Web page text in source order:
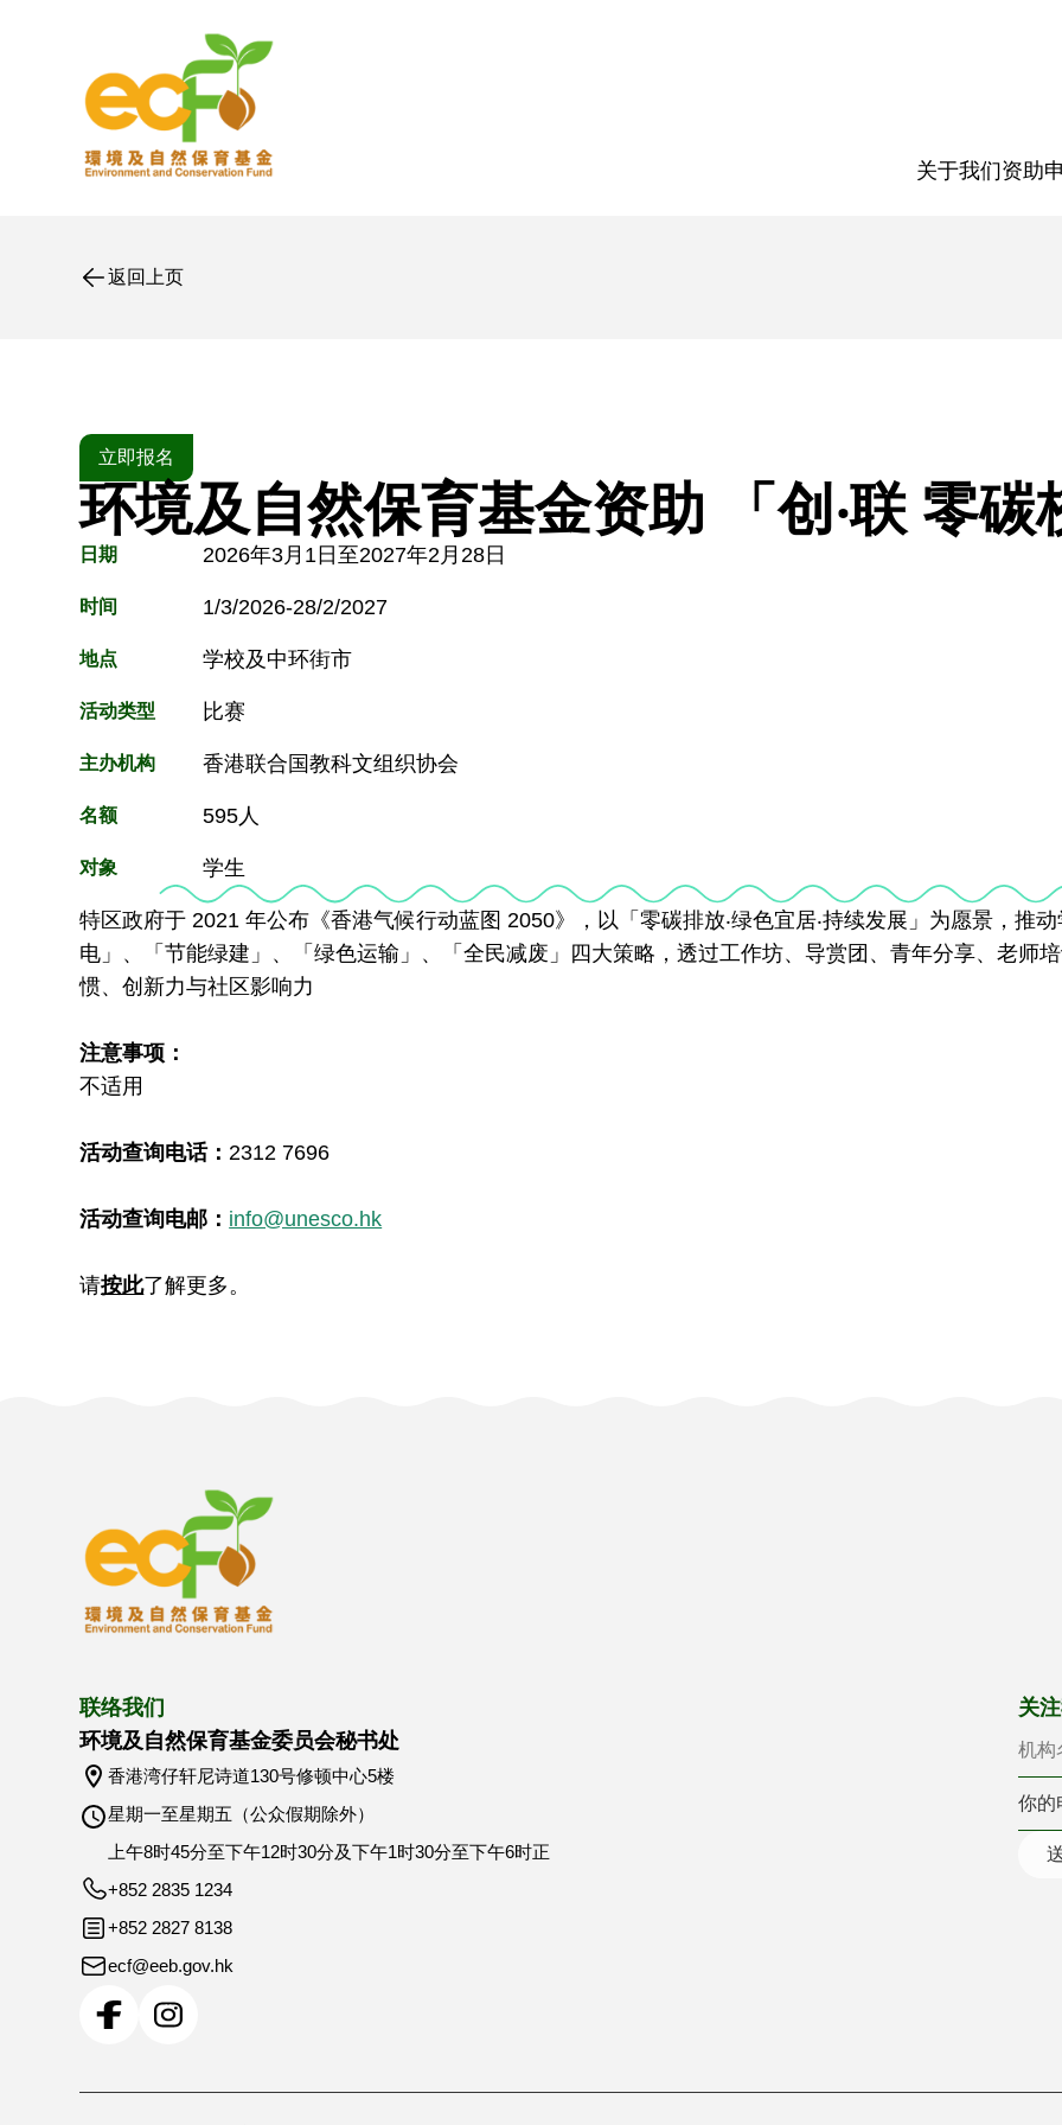
关于我们资助
返回上页
立即报名
环境及自然保育基金资助 「创‧联 零碳
日期 2026年3月1日至2027年2月28日
时间 1/3/2026-28/2/2027
地点 学校及中环街市
活动类型 比赛
主办机构 香港联合国教科文组织协会
名额 595人
对象 学生
特区政府于 2021 年公布《香港气候行动蓝图 2050》，以「零碳排放‧绿色宜居‧持续发展」为愿景，推
电」、「节能绿建」、「绿色运输」、「全民减废」四大策略，透过工作坊、导赏团、青年分享、老师
惯、创新力与社区影响力
注意事项：
不适用
活动查询电话： 2312 7696
活动查询电邮： info@unesco.hk
请按此了解更多。
联络我们
环境及自然保育基金委员会秘书处
香港湾仔轩尼诗道130号修顿中心5楼
星期一至星期五（公众假期除外）
上午8时45分至下午12时30分及下午1时30分至下午6时正
+852 2835 1234
+852 2827 8138
ecf@eeb.gov.hk
关
机构
你的